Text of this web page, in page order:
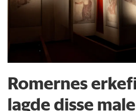
Romernes
lagde disse